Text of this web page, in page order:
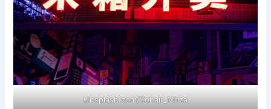
Unsplash.com/Zohair_Mirza